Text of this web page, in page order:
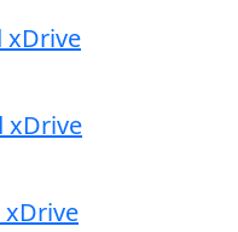
xDrive
xDrive
xDrive